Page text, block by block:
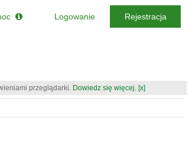
przeglądarki. Dowiedz się więcej. [x]
Logowanie Rejestracja